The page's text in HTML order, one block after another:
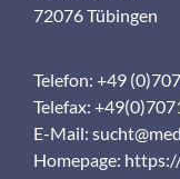
72076 Tübingen
Telefon: +49
Telefax:
E-Mail:
Homepage: